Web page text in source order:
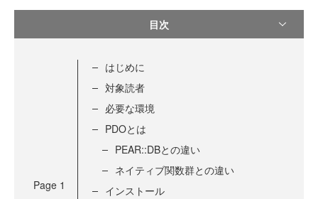
目次
Page 1
はじめに
対象読者
必要な環境
PDOとは
PEAR::DBとの違い
ネイティブ関数群との違い
インストール